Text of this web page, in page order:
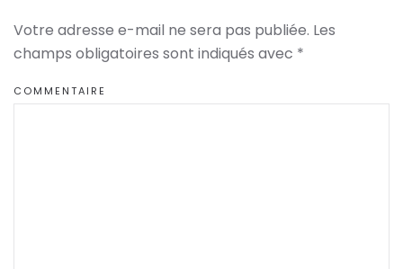
Votre adresse e-mail ne sera pas publiée. Les
champs obligatoires sont indiqués avec *
COMMENTAIRE